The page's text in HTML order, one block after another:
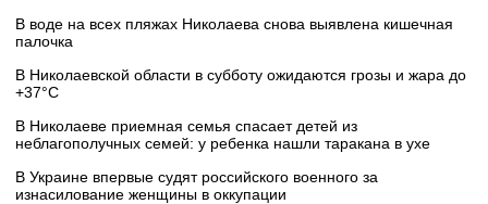
В воде на всех пляжах Николаева снова выявлена кишечная
палочка
В Николаевской области в субботу ожидаются грозы и жара до
+37°C
В Николаеве приемная семья спасает детей из
неблагополучных семей: у ребенка нашли таракана в ухе
В Украине впервые судят российского военного за
изнасилование женщины в оккупации